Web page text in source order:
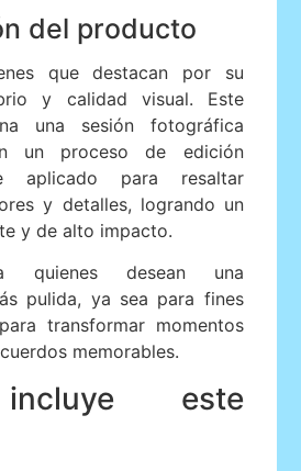
del producto
que destacan por su
y calidad visual. Este
una sesión fotográfica
un proceso de edición
aplicado para resaltar
y detalles, logrando un
y de alto impacto.
quienes desean una
pulida, ya sea para fines
transformar momentos
memorables.
este